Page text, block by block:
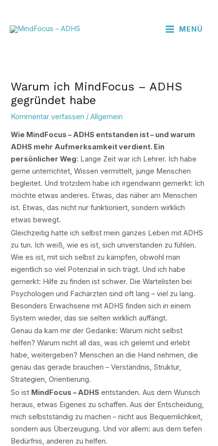
springen
MENU
MENÜ
Warum ich MindFocus – ADHS
gegründet habe
Kommentar verfassen /Allgemein
Wie MindFocus – ADHS entstanden ist – und warum
ADHS mehr Aufmerksamkeit verdient. Ein
persönlicher Weg: Lange Zeit war ich Lehrer. Ich habe
gerne unterrichtet, Wissen vermittelt, junge Menschen
begleitet. Und trotzdem habe ich irgendwann gemerkt: Ich
möchte etwas anderes. Etwas, das näher am Menschen
ist. Etwas, das nicht nur funktioniert, sondern wirklich
etwas bewegt.
Gleichzeitig hatte ich selbst mein ganzes Leben mit ADHS
zu tun. Ich weiß, wie es ist, sich unverstanden zu fühlen.
Wie es ist, mit sich selbst zu kämpfen, obwohl man
eigentlich so viel Potenzial in sich trägt. Und ich habe
gemerkt: Hilfe zu finden ist schwer. Die Wartelisten bei
Psychologen und Fachärzten sind oft lang – viel zu lang.
Besonders Erwachsene mit ADHS finden sich in einem
System wieder, das sie selten wirklich auffängt.
Genau da kam mir der Gedanke: Warum nicht selbst
helfen? Warum nicht all das, was ich gelernt und erlebt
habe, weitergeben? Menschen an die Hand nehmen, die
genau das gerade brauchen – Verständnis, Struktur,
Strategien, Orientierung.
So ist MindFocus – ADHS entstanden. Aus dem Wunsch
heraus, etwas Eigenes zu schaffen. Aus der Entscheidung,
mich selbstständig zu machen – nicht aus Bequemlichkeit,
sondern aus Überzeugung. Und vor allem: aus dem tiefen
Bedürfnis, anderen zu helfen.